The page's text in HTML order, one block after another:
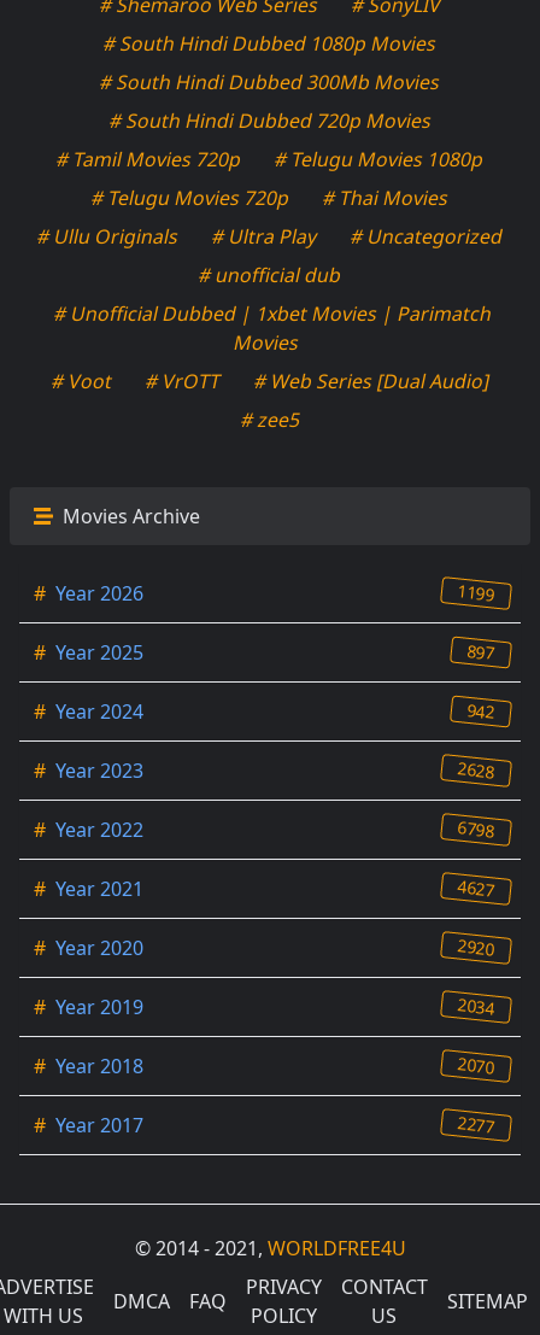
# Shemaroo Web Series
# SonyLIV
# South Hindi Dubbed 1080p Movies
# South Hindi Dubbed 300Mb Movies
# South Hindi Dubbed 720p Movies
# Tamil Movies 720p
# Telugu Movies 1080p
# Telugu Movies 720p
# Thai Movies
# Ullu Originals
# Ultra Play
# Uncategorized
# unofficial dub
# Unofficial Dubbed | 1xbet Movies | Parimatch
Movies
# Voot
# VrOTT
# Web Series [Dual Audio]
# zee5
Movies Archive
# Year 2026 1199
# Year 2025 897
# Year 2024 942
# Year 2023 2628
# Year 2022 6798
# Year 2021 4627
# Year 2020 2920
# Year 2019 2034
# Year 2018 2070
# Year 2017 2277
© 2014 - 2021, WORLDFREE4U
WITH US
DMCA FAQ
PRIVACY
POLICY
CONTACT
US
SITEMAP